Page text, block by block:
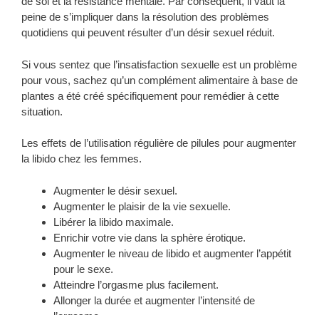
peine de s’impliquer dans la résolution des problèmes
quotidiens qui peuvent résulter d’un désir sexuel réduit.
Si vous sentez que l’insatisfaction sexuelle est un problème
pour vous, sachez qu’un complément alimentaire à base de
plantes a été créé spécifiquement pour remédier à cette
situation.
Les effets de l’utilisation régulière de pilules pour augmenter
la libido chez les femmes.
Augmenter le désir sexuel.
Augmenter le plaisir de la vie sexuelle.
Libérer la libido maximale.
Enrichir votre vie dans la sphère érotique.
Augmenter le niveau de libido et augmenter l’appétit
pour le sexe.
Atteindre l’orgasme plus facilement.
Allonger la durée et augmenter l’intensité de